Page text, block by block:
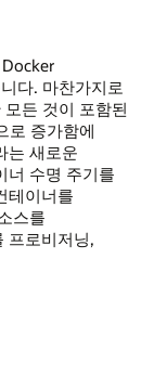
다. 마찬가지로
든 것이 포함된
로 증가함에
는 새로운
너 수명 주기를
테이너를
스를
프로비저닝,